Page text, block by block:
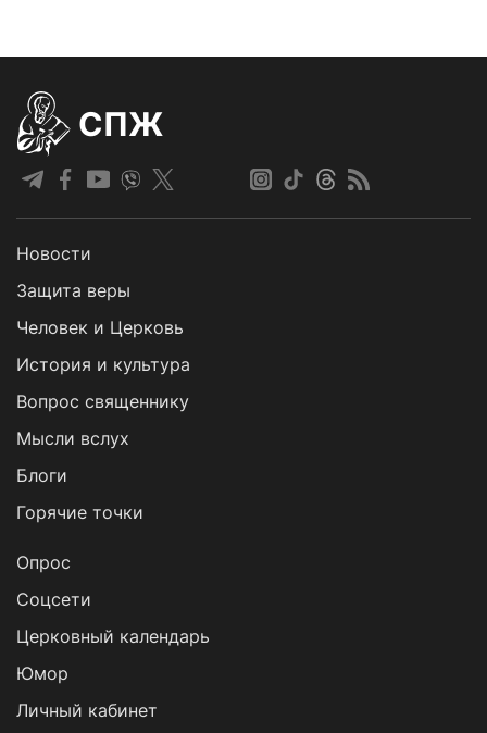
СПЖ
Новости
Защита веры
Человек и Церковь
История и культура
Вопрос священнику
Мысли вслух
Блоги
Горячие точки
Опрос
Cоцсети
Церковный календарь
Юмор
Личный кабинет